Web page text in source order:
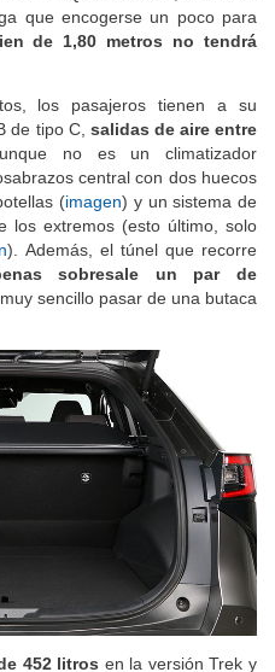
Quien mida 1,85 metros
que encogerse un poco para
los pasajeros tienen a su
de tipo C,
salidas de aire entre
no es un climatizador
central con dos huecos
(imagen ) y un sistema de
los extremos (esto último, solo
). Además, el túnel que recorre
sobresale un par de